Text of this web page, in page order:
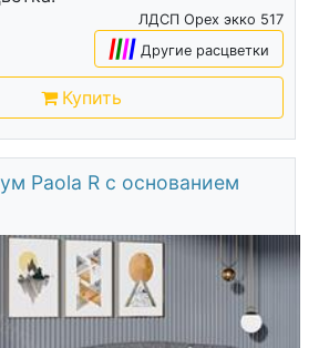
ЛДСП Орех экко 517
|||| Другие расцветки
Купить
Paola R с основанием